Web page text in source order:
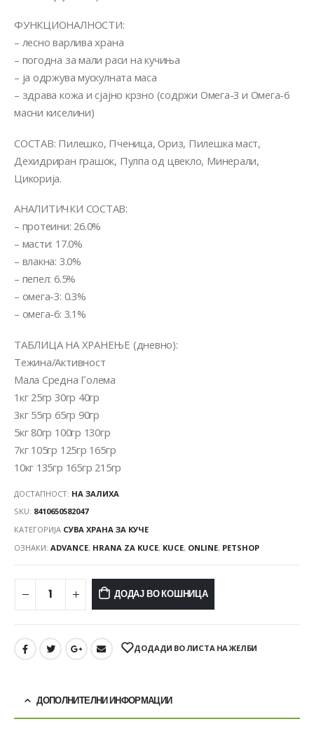
ФУНКЦИОНАЛНОСТИ:
– лесно варлива храна
– погодна за мали раси на кучиња
– ја одржува мускулната маса
– здрава кожа и сјајно крзно (содржи Омега-3 и Омега-6
масни киселини)
СОСТАВ: Пилешко, Пченица, Ориз, Пилешка маст,
Дехидриран грашок, Пулпа од цвекло, Минерали,
Цикорија.
АНАЛИТИЧКИ СОСТАВ:
– протеини: 26.0%
– масти: 17.0%
– влакна: 3.0%
– пепел: 6.5%
– омега-3: 0.3%
– омега-6: 3.1%
ТАБЛИЦА НА ХРАНЕЊЕ (дневно):
Тежина/Активност
Мала Средна Голема
1кг 25гр 30гр 40гр
3кг 55гр 65гр 90гр
5кг 80гр 100гр 130гр
7кг 105гр 125гр 165гр
10кг 135гр 165гр 215гр
ДОСТАПНОСТ: НА ЗАЛИХА
SKU: 8410650582047
КАТЕГОРИЈА СУВА ХРАНА ЗА КУЧЕ
ОЗНАКИ: ADVANCE, HRANA ZA KUCE, KUCE, ONLINE, PETSHOP
ДОДАЈ ВО КОШНИЦА
ДОДАДИ ВО ЛИСТА НА ЖЕЛБИ
ДОПОЛНИТЕЛНИ ИНФОРМАЦИИ